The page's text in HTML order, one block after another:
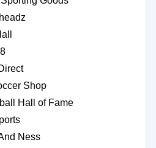
Shop
Hall of Fame
Ness